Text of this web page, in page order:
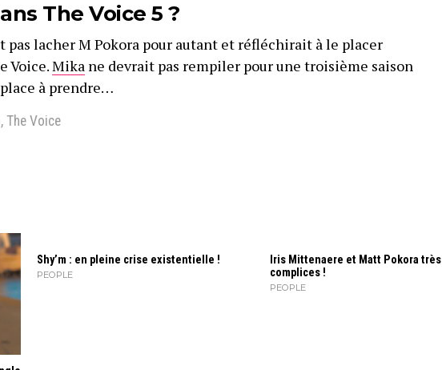
The Voice 5 ?
pas lacher M Pokora pour autant et réfléchirait à le placer
Voice.Mikane devrait pas rempiler pour une troisième saison
à prendre…
, The Voice
Shy’m : en pleine crise existentielle !
PEOPLE
Iris Mitte­naere et Matt Pokora très
complices !
PEOPLE